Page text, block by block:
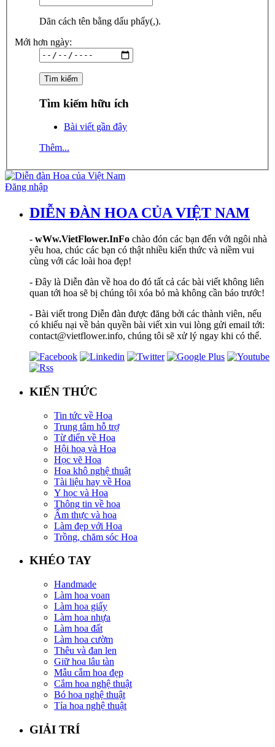
Dãn cách tên bằng dấu phẩy(,).
Mới hơn ngày:
Tìm kiếm hữu ích
Bài viết gần đây
Thêm...
Đăng nhập
DIỄN ĐÀN HOA CỦA VIỆT NAM
- wWw.VietFlower.InFo chào đón các bạn đến với ngôi nhà
yêu hoa, chúc các bạn có thật nhiều kiến thức và niềm vui
cùng với các loài hoa đẹp!
- Đây là Diễn đàn về hoa do đó tất cả các bài viết không liên
quan tới hoa sẽ bị chúng tôi xóa bỏ mà không cần báo trước!
- Bài viết trong Diễn đàn được đăng bởi các thành viên, nếu
có khiếu nại về bản quyền bài viết xin vui lòng gửi email tới:
contact@vietflower.info, chúng tôi sẽ xử lý ngay khi có thể.
KIẾN THỨC
Tin tức về Hoa
Trung tâm hỗ trợ
Từ điển về Hoa
Hội hoạ và Hoa
Học vẽ Hoa
Hoa khô nghệ thuật
Tài liệu hay về Hoa
Y học và Hoa
Thông tin về hoa
Ẩm thực và hoa
Làm đẹp với Hoa
Trồng, chăm sóc Hoa
KHÉO TAY
Handmade
Làm hoa voan
Làm hoa giấy
Làm hoa nhựa
Làm hoa đất
Làm hoa cườm
Thêu và đan len
Giữ hoa lâu tàn
Mẫu cắm hoa đẹp
Cắm hoa nghệ thuật
Bó hoa nghệ thuật
Tỉa hoa nghệ thuật
GIẢI TRÍ